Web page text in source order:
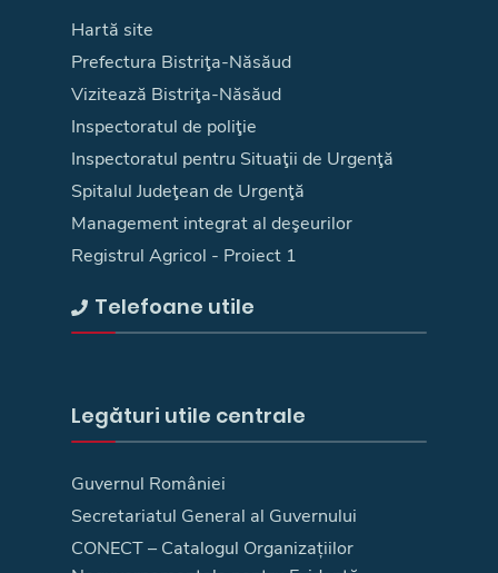
Hartă site
Prefectura Bistriţa-Năsăud
Vizitează Bistriţa-Năsăud
Inspectoratul de poliţie
Inspectoratul pentru Situaţii de Urgenţă
Spitalul Judeţean de Urgenţă
Management integrat al deşeurilor
Registrul Agricol - Proiect 1
Telefoane utile
Legături utile centrale
Guvernul României
Secretariatul General al Guvernului
CONECT – Catalogul Organizațiilor